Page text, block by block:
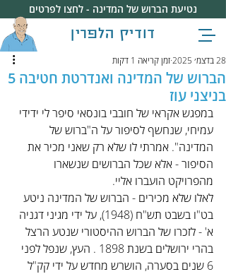
דודיק הלפרין
נטיעת הברוש של המדינה - לחצו לפרטים
הברוש של המדינה ואנדרטת חטיבה 5
בניצני עוז
28 בדצמ׳ 2025 זמן קריאה 1 דקות
במפגש אקראי של חובבי בונסאי סיפר לי ידידי
עמיחי, שנחשף לסיפור על ה"ברוש של
המדינה". אמרתי לו שלא רק שאני מכיר את
הסיפור - אלא שכל הברושים שנשארו
מהפרויקט הועברו אליי.
לאלו שלא מכירים - הברוש של המדינה ניטע
בט"ו בשבט תש"ח (1948), על ידי מגיני דגניה
א' - לזכרו של הברוש ההיסטורי שנטע הרצל
בהרי ירושלים בשנת 1898 . העץ, שנפל לפני
6 שנים בסערה, הושרש מחדש על ידי קק"ל